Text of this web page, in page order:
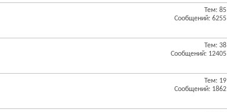
Тем: 85
Сообщений: 6255
Тем: 38
Сообщений: 12405
Тем: 19
Сообщений: 1862